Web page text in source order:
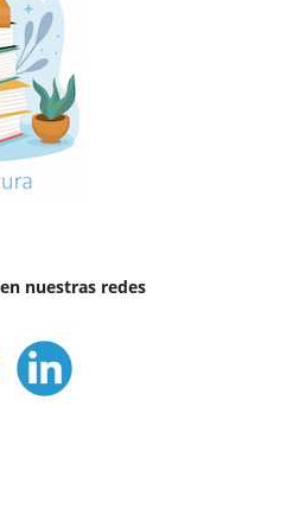
nuestras redes